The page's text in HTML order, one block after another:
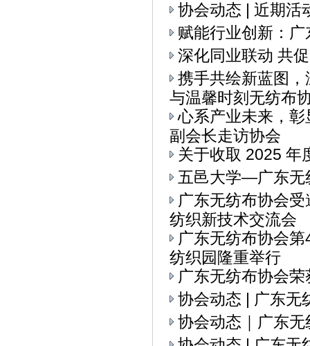
协会动态 | 近期
赋能行业创新：
深化同业联动 共
携手共绘新蓝图
与温馨时刻无纺布
心系产业未来，
副会长走访协会
关于收取 2025 年
五邑大学—广东无
广东无纺布协会
纺织新技术交流会
广东无纺布协会
纺织园隆重举行
广东无纺布协会
协会动态 | 广东无
协会动态｜广东